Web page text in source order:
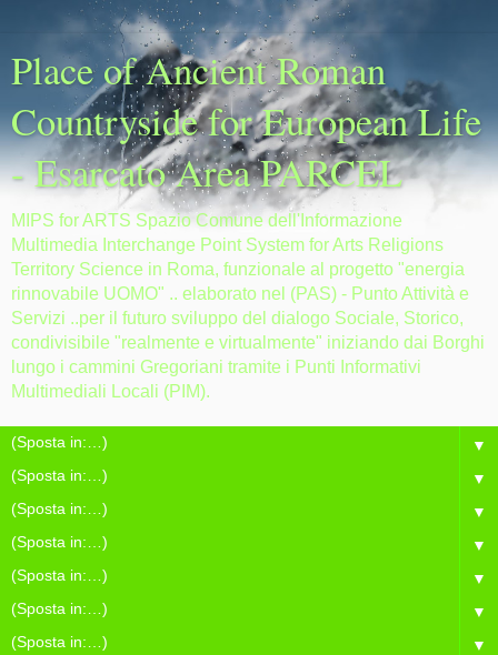
Place of Ancient Roman
Countryside for European Life
- Esarcato Area PARCEL
MIPS for ARTS Spazio Comune dell'Informazione
Multimedia Interchange Point System for Arts Religions
Territory Science in Roma, funzionale al progetto "energia
rinnovabile UOMO" .. elaborato nel (PAS) - Punto Attività e
Servizi ..per il futuro sviluppo del dialogo Sociale, Storico,
condivisibile "realmente e virtualmente" iniziando dai Borghi
lungo i cammini Gregoriani tramite i Punti Informativi
Multimediali Locali (PIM).
▼
▼
▼
▼
▼
▼
▼